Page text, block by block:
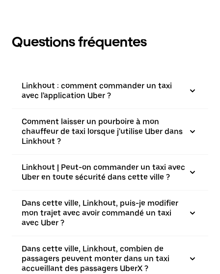
Questions fréquentes
Linkhout : comment commander un taxi
avec l'application Uber ?
Comment laisser un pourboire à mon
chauffeur de taxi lorsque j'utilise Uber dans
Linkhout ?
Linkhout | Peut-on commander un taxi avec
Uber en toute sécurité dans cette ville ?
Dans cette ville, Linkhout, puis-je modifier
mon trajet avec avoir commandé un taxi
avec Uber ?
Dans cette ville, Linkhout, combien de
passagers peuvent monter dans un taxi
accueillant des passagers UberX ?